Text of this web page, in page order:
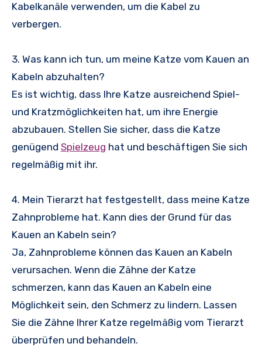
Kabelkanäle verwenden, um die Kabel zu
verbergen.
3. Was kann ich tun, um meine Katze vom Kauen an
Kabeln abzuhalten?
Es ist wichtig, dass Ihre Katze ausreichend Spiel-
und Kratzmöglichkeiten hat, um ihre Energie
abzubauen. Stellen Sie sicher, dass die Katze
genügend Spielzeug hat und beschäftigen Sie sich
regelmäßig mit ihr.
4. Mein Tierarzt hat festgestellt, dass meine Katze
Zahnprobleme hat. Kann dies der Grund für das
Kauen an Kabeln sein?
Ja, Zahnprobleme können das Kauen an Kabeln
verursachen. Wenn die Zähne der Katze
schmerzen, kann das Kauen an Kabeln eine
Möglichkeit sein, den Schmerz zu lindern. Lassen
Sie die Zähne Ihrer Katze regelmäßig vom Tierarzt
überprüfen und behandeln.